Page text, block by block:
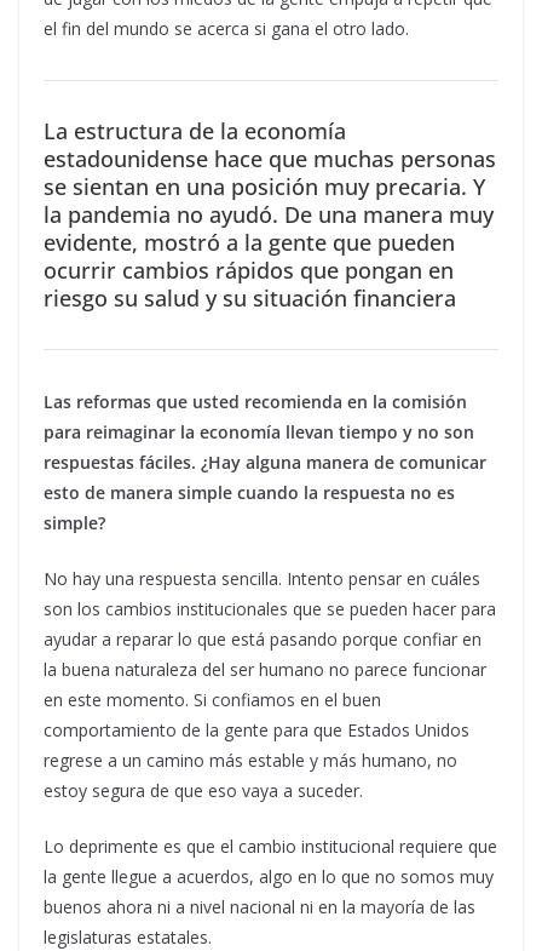
el fin del mundo se acerca si gana el otro lado.
La estructura de la economía
estadounidense hace que muchas personas
se sientan en una posición muy precaria. Y
la pandemia no ayudó. De una manera muy
evidente, mostró a la gente que pueden
ocurrir cambios rápidos que pongan en
riesgo su salud y su situación financiera
Las reformas que usted recomienda en la comisión
para reimaginar la economía llevan tiempo y no son
respuestas fáciles. ¿Hay alguna manera de comunicar
esto de manera simple cuando la respuesta no es
simple?
No hay una respuesta sencilla. Intento pensar en cuáles
son los cambios institucionales que se pueden hacer para
ayudar a reparar lo que está pasando porque confiar en
la buena naturaleza del ser humano no parece funcionar
en este momento. Si confiamos en el buen
comportamiento de la gente para que Estados Unidos
regrese a un camino más estable y más humano, no
estoy segura de que eso vaya a suceder.
Lo deprimente es que el cambio institucional requiere que
la gente llegue a acuerdos, algo en lo que no somos muy
buenos ahora ni a nivel nacional ni en la mayoría de las
legislaturas estatales.